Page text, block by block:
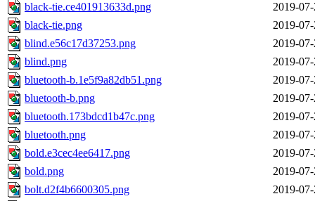
black-tie.ce401913633d.png
2019-
black-tie.png
2019-
blind.e56c17d37253.png
2019-
blind.png
2019-
bluetooth-b.1e5f9a82db51.png
2019-
bluetooth-b.png
2019-
bluetooth.173bdcd1b47c.png
2019-
bluetooth.png
2019-
bold.e3cec4ee6417.png
2019-
bold.png
2019-
bolt.d2f4b6600305.png
2019-